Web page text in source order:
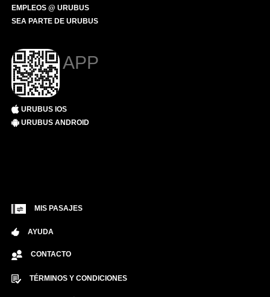
EMPLEOS @ URUBUS
SEA PARTE DE URUBUS
APP
URUBUS IOS
URUBUS ANDROID
MIS PASAJES
AYUDA
CONTACTO
TÉRMINOS Y CONDICIONES